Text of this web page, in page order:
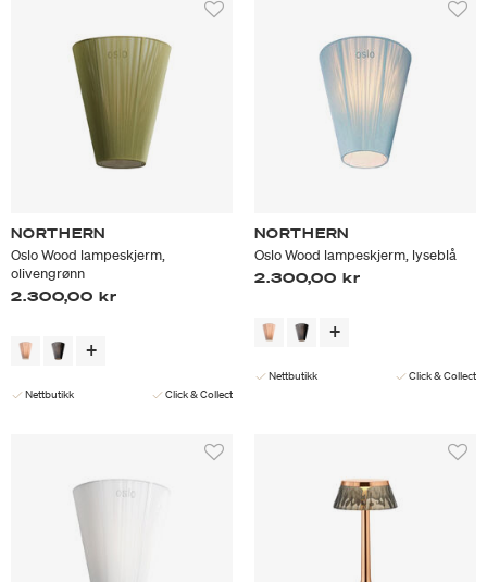
NORTHERN
Oslo Wood lampeskjerm,
olivengrønn
2.300,00 kr
Nettbutikk Click & Collect
NORTHERN
Oslo Wood lampeskjerm, lyseblå
2.300,00 kr
Nettbutikk Click & Collect